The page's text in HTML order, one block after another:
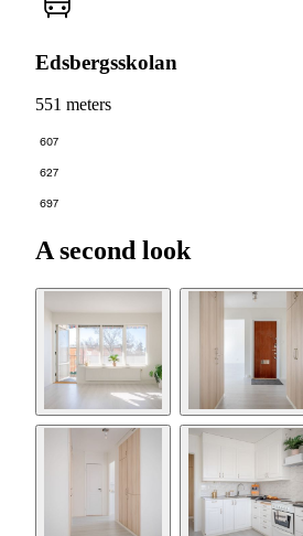
Edsbergsskolan
551 meters
607
627
697
A second look